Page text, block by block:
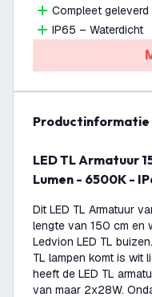
Compleet
IP65 – Waterdicht
productinformatie
LED TL Armatuur 150CM - 2x28W - 10360
Lumen - 6500K -
Dit LED TL Armatuur
lengte van 150 cm en
Ledvion LED TL
TL lampen komt is wit
heeft de LED TL
van maar 2x28W.